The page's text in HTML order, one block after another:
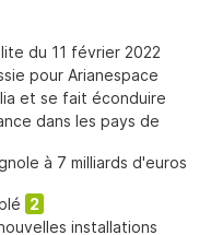
du 11 février 2022
pour Arianespace
et se fait éconduire
dans les pays de
à 7 milliards d'euros
2
installations